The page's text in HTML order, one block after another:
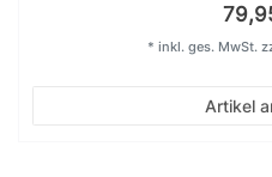
Artikel
* inkl. ges. MwSt.